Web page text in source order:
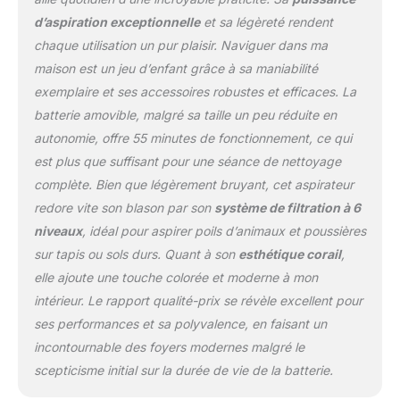
L'aspirateur sans fil peut
pivoter à 90°/165° sans
coins morts sous les
meubles et les lits. Les 4
l'aspirateur éclairent les
coins sombres. L'écran
LED intelligent de cet
aspirateur à main sans fil
offre une vision claire de
l'état de la batterie et du
mode d'aspiration, vous
aide à mieux surveiller
l'état de l'aspirateur à
main sans fil pour
batterie en temps réel, de
sorte que vous avez
toujours le contrôle.
Obtenez une vue
d’aspiration exceptionnelleet sa légèreté rendent
chaque utilisation un pur plaisir. Naviguer dans ma
maison est un jeu d’enfant grâce à sa maniabilité
exemplaire et ses accessoires robustes et efficaces. La
batterie amovible, malgré sa taille un peu réduite en
autonomie, offre 55 minutes de fonctionnement, ce qui
est plus que suffisant pour une séance de nettoyage
complète. Bien que légèrement bruyant, cet aspirateur
redore vite son blason par son système de filtration à 6
niveaux, idéal pour aspirer poils d’animaux et poussières
sur tapis ou sols durs. Quant à son esthétique corail,
elle ajoute une touche colorée et moderne à mon
intérieur. Le rapport qualité-prix se révèle excellent pour
ses performances et sa polyvalence, en faisant un
incontournable des foyers modernes malgré le
scepticisme initial sur la durée de vie de la batterie.